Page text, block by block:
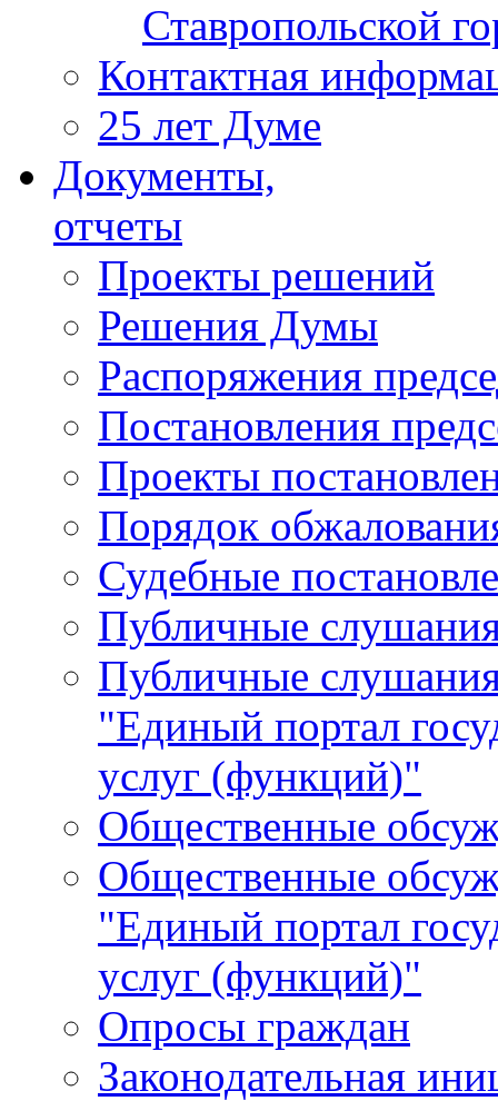
Ставропольской
Контактная
25 лет Думе
Документы,
отчеты
Проекты решений
Решения Думы
Распоряжения
Постановления
Проекты
Порядок
Судебные
Публичные
Публичные
"Единый портал
услуг (функций)"
Общественные
Общественные
"Единый портал
услуг (функций)"
Опросы граждан
Законодательная